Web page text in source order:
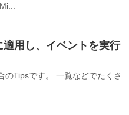
用し、イベントを実行
のTipsです。 一覧などでたくさ